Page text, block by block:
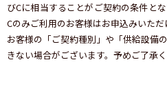
びCに相当することがご契約の条件と
Cのみご利用のお客様はお申込みいただ
お客様の「ご契約種別」や「供給設備
きない場合がございます。予めご了承く